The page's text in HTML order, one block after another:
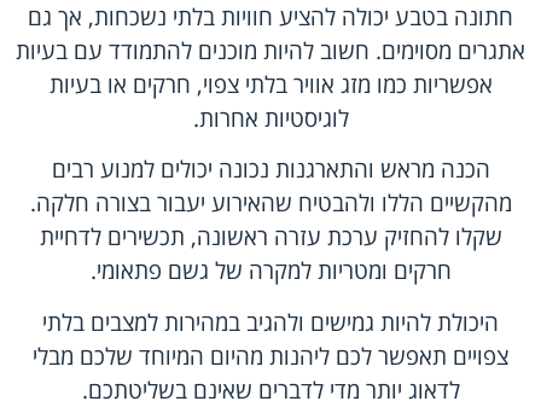
חתונה בטבע יכולה להציע חוויות בלתי נשכחות, אך גם
אתגרים מסוימים. חשוב להיות מוכנים להתמודד עם בעיות
אפשריות כמו מזג אוויר בלתי צפוי, חרקים או בעיות
לוגיסטיות אחרות.
הכנה מראש והתארגנות נכונה יכולים למנוע רבים
מהקשיים הללו ולהבטיח שהאירוע יעבור בצורה חלקה.
שקלו להחזיק ערכת עזרה ראשונה, תכשירים לדחיית
חרקים ומטריות למקרה של גשם פתאומי.
היכולת להיות גמישים ולהגיב במהירות למצבים בלתי
צפויים תאפשר לכם ליהנות מהיום המיוחד שלכם מבלי
לדאוג יותר מדי לדברים שאינם בשליטתכם.